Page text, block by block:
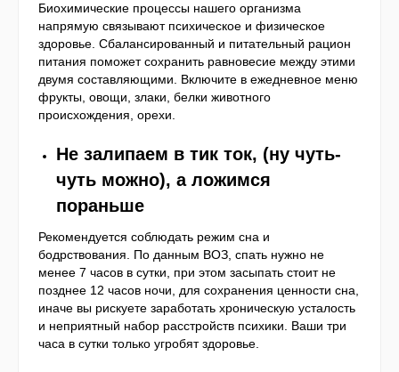
Биохимические процессы нашего организма
напрямую связывают психическое и физическое
здоровье. Сбалансированный и питательный рацион
питания поможет сохранить равновесие между этими
двумя составляющими. Включите в ежедневное меню
фрукты, овощи, злаки, белки животного
происхождения, орехи.
Не залипаем в тик ток, (ну чуть-
чуть можно), а ложимся
пораньше
Рекомендуется соблюдать режим сна и
бодрствования. По данным ВОЗ, спать нужно не
менее 7 часов в сутки, при этом засыпать стоит не
позднее 12 часов ночи, для сохранения ценности сна,
иначе вы рискуете заработать хроническую усталость
и неприятный набор расстройств психики. Ваши три
часа в сутки только угробят здоровье.